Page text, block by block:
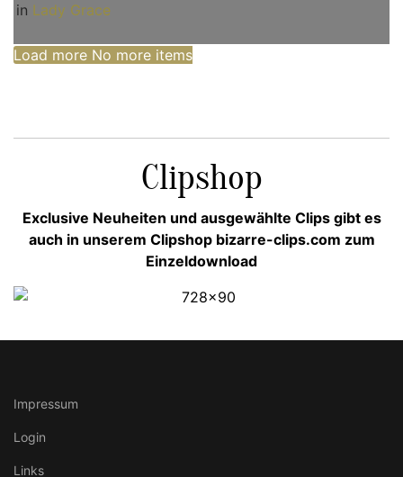
in Lady Grace
Load more No more items
Clipshop
Exclusive Neuheiten und ausgewählte Clips gibt es
auch in unserem Clipshop bizarre-clips.com zum
Einzeldownload
Impressum
Login
Links